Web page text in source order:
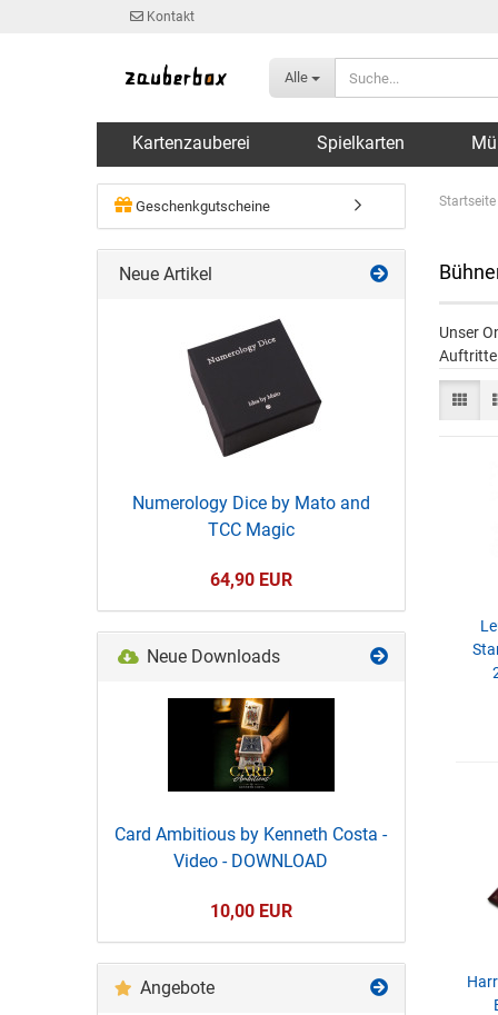
Kontakt
Alle
Kartenzauberei Spielkarten
Startseite
Unser
Auftritte
Geschenkgutscheine
Neue Artikel
Numerology Dice by Mato and
TCC Magic
64,90 EUR
Neue Downloads
Card Ambitious by Kenneth Costa -
Video - DOWNLOAD
10,00 EUR
Angebote